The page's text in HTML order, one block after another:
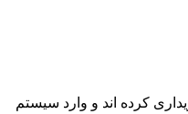
کرده اند و وارد سیستم